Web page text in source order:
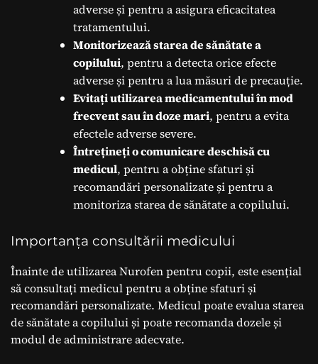
adverse și pentru a asigura eficacitatea
tratamentului.
Monitorizează starea de sănătate a
copilului, pentru a detecta orice efecte
adverse și pentru a lua măsuri de precauție.
Evitați utilizarea medicamentului în mod
frecvent sau în doze mari, pentru a evita
efectele adverse severe.
Întrețineți o comunicare deschisă cu
medicul, pentru a obține sfaturi și
recomandări personalizate și pentru a
monitoriza starea de sănătate a copilului.
Importanța consultării medicului
Înainte de utilizarea Nurofen pentru copii, este esențial
să consultați medicul pentru a obține sfaturi și
recomandări personalizate. Medicul poate evalua starea
de sănătate a copilului și poate recomanda dozele și
modul de administrare adecvate.